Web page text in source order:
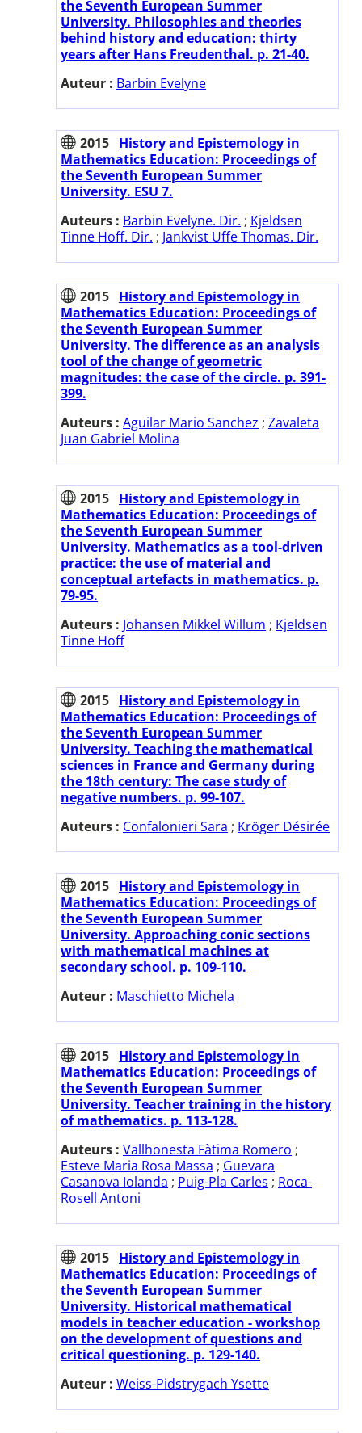
the Seventh European Summer
University. Philosophies and theories
behind history and education: thirty
years after Hans Freudenthal. p. 21-40.
Auteur : Barbin Evelyne
2015 History and Epistemology in
Mathematics Education: Proceedings of
the Seventh European Summer
University. ESU 7.
Auteurs : Barbin Evelyne. Dir. ; Kjeldsen
Tinne Hoff. Dir. ; Jankvist Uffe Thomas. Dir.
2015 History and Epistemology in
Mathematics Education: Proceedings of
the Seventh European Summer
University. The difference as an analysis
tool of the change of geometric
magnitudes: the case of the circle. p. 391-
399.
Auteurs : Aguilar Mario Sanchez ; Zavaleta
Juan Gabriel Molina
2015 History and Epistemology in
Mathematics Education: Proceedings of
the Seventh European Summer
University. Mathematics as a tool-driven
practice: the use of material and
conceptual artefacts in mathematics. p.
79-95.
Auteurs : Johansen Mikkel Willum ; Kjeldsen
Tinne Hoff
2015 History and Epistemology in
Mathematics Education: Proceedings of
the Seventh European Summer
University. Teaching the mathematical
sciences in France and Germany during
the 18th century: The case study of
negative numbers. p. 99-107.
Auteurs : Confalonieri Sara ; Kröger Désirée
2015 History and Epistemology in
Mathematics Education: Proceedings of
the Seventh European Summer
University. Approaching conic sections
with mathematical machines at
secondary school. p. 109-110.
Auteur : Maschietto Michela
2015 History and Epistemology in
Mathematics Education: Proceedings of
the Seventh European Summer
University. Teacher training in the history
of mathematics. p. 113-128.
Auteurs : Vallhonesta Fàtima Romero ;
Esteve Maria Rosa Massa ; Guevara
Casanova Iolanda ; Puig-Pla Carles ; Roca-
Rosell Antoni
2015 History and Epistemology in
Mathematics Education: Proceedings of
the Seventh European Summer
University. Historical mathematical
models in teacher education - workshop
on the development of questions and
critical questioning. p. 129-140.
Auteur : Weiss-Pidstrygach Ysette